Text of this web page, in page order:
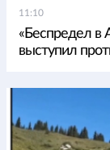
11:10
«Беспредел в
выступил